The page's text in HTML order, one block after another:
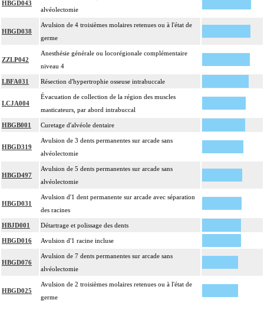
HBGD043
alvéolectomie
HBGD038
Avulsion de 4 troisièmes molaires retenues ou à l'état de
germe
ZZLP042
Anesthésie générale ou locorégionale complémentaire
niveau 4
LBFA031 Résection d'hypertrophie osseuse intrabuccale
LCJA004
Évacuation de collection de la région des muscles
masticateurs, par abord intrabuccal
HBGB001 Curetage d'alvéole dentaire
HBGD319
Avulsion de 3 dents permanentes sur arcade sans
alvéolectomie
HBGD497
Avulsion de 5 dents permanentes sur arcade sans
alvéolectomie
HBGD031
Avulsion d'1 dent permanente sur arcade avec séparation
des racines
HBJD001 Détartrage et polissage des dents
HBGD016 Avulsion d'1 racine incluse
HBGD076
Avulsion de 7 dents permanentes sur arcade sans
alvéolectomie
HBGD025
Avulsion de 2 troisièmes molaires retenues ou à l'état de
germe